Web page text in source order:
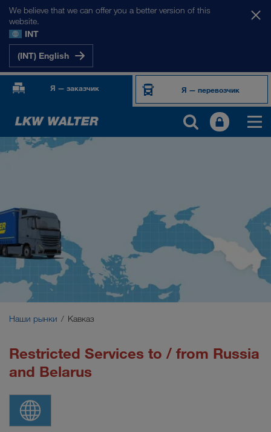
We believe that we can offer you a better version of this
website.
INT
(INT) English
Я — заказчик Я — перевозчик
Центральная Азия
Россия
Ближний Восток
Наши рынки Кавказ
Restricted Services to / from Russia
and Belarus